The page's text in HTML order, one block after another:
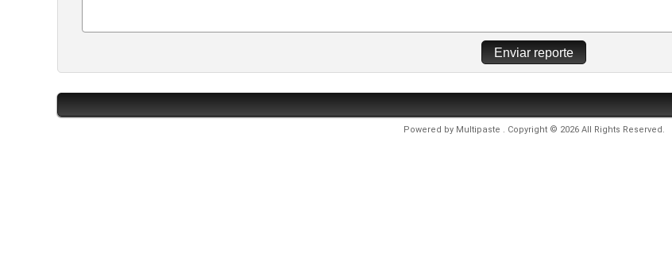
Enviar reporte
Powered by Multipaste . Copyright © 2026 All Rights Reserved.